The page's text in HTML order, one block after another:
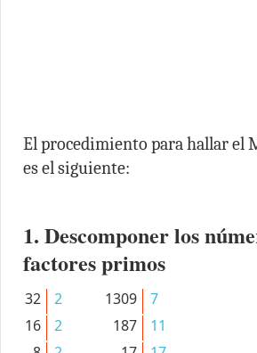
El procedimiento para hallar el
es el siguiente:
1. Descomponer los
factores primos
32
2
16
2
1309
7
187
11